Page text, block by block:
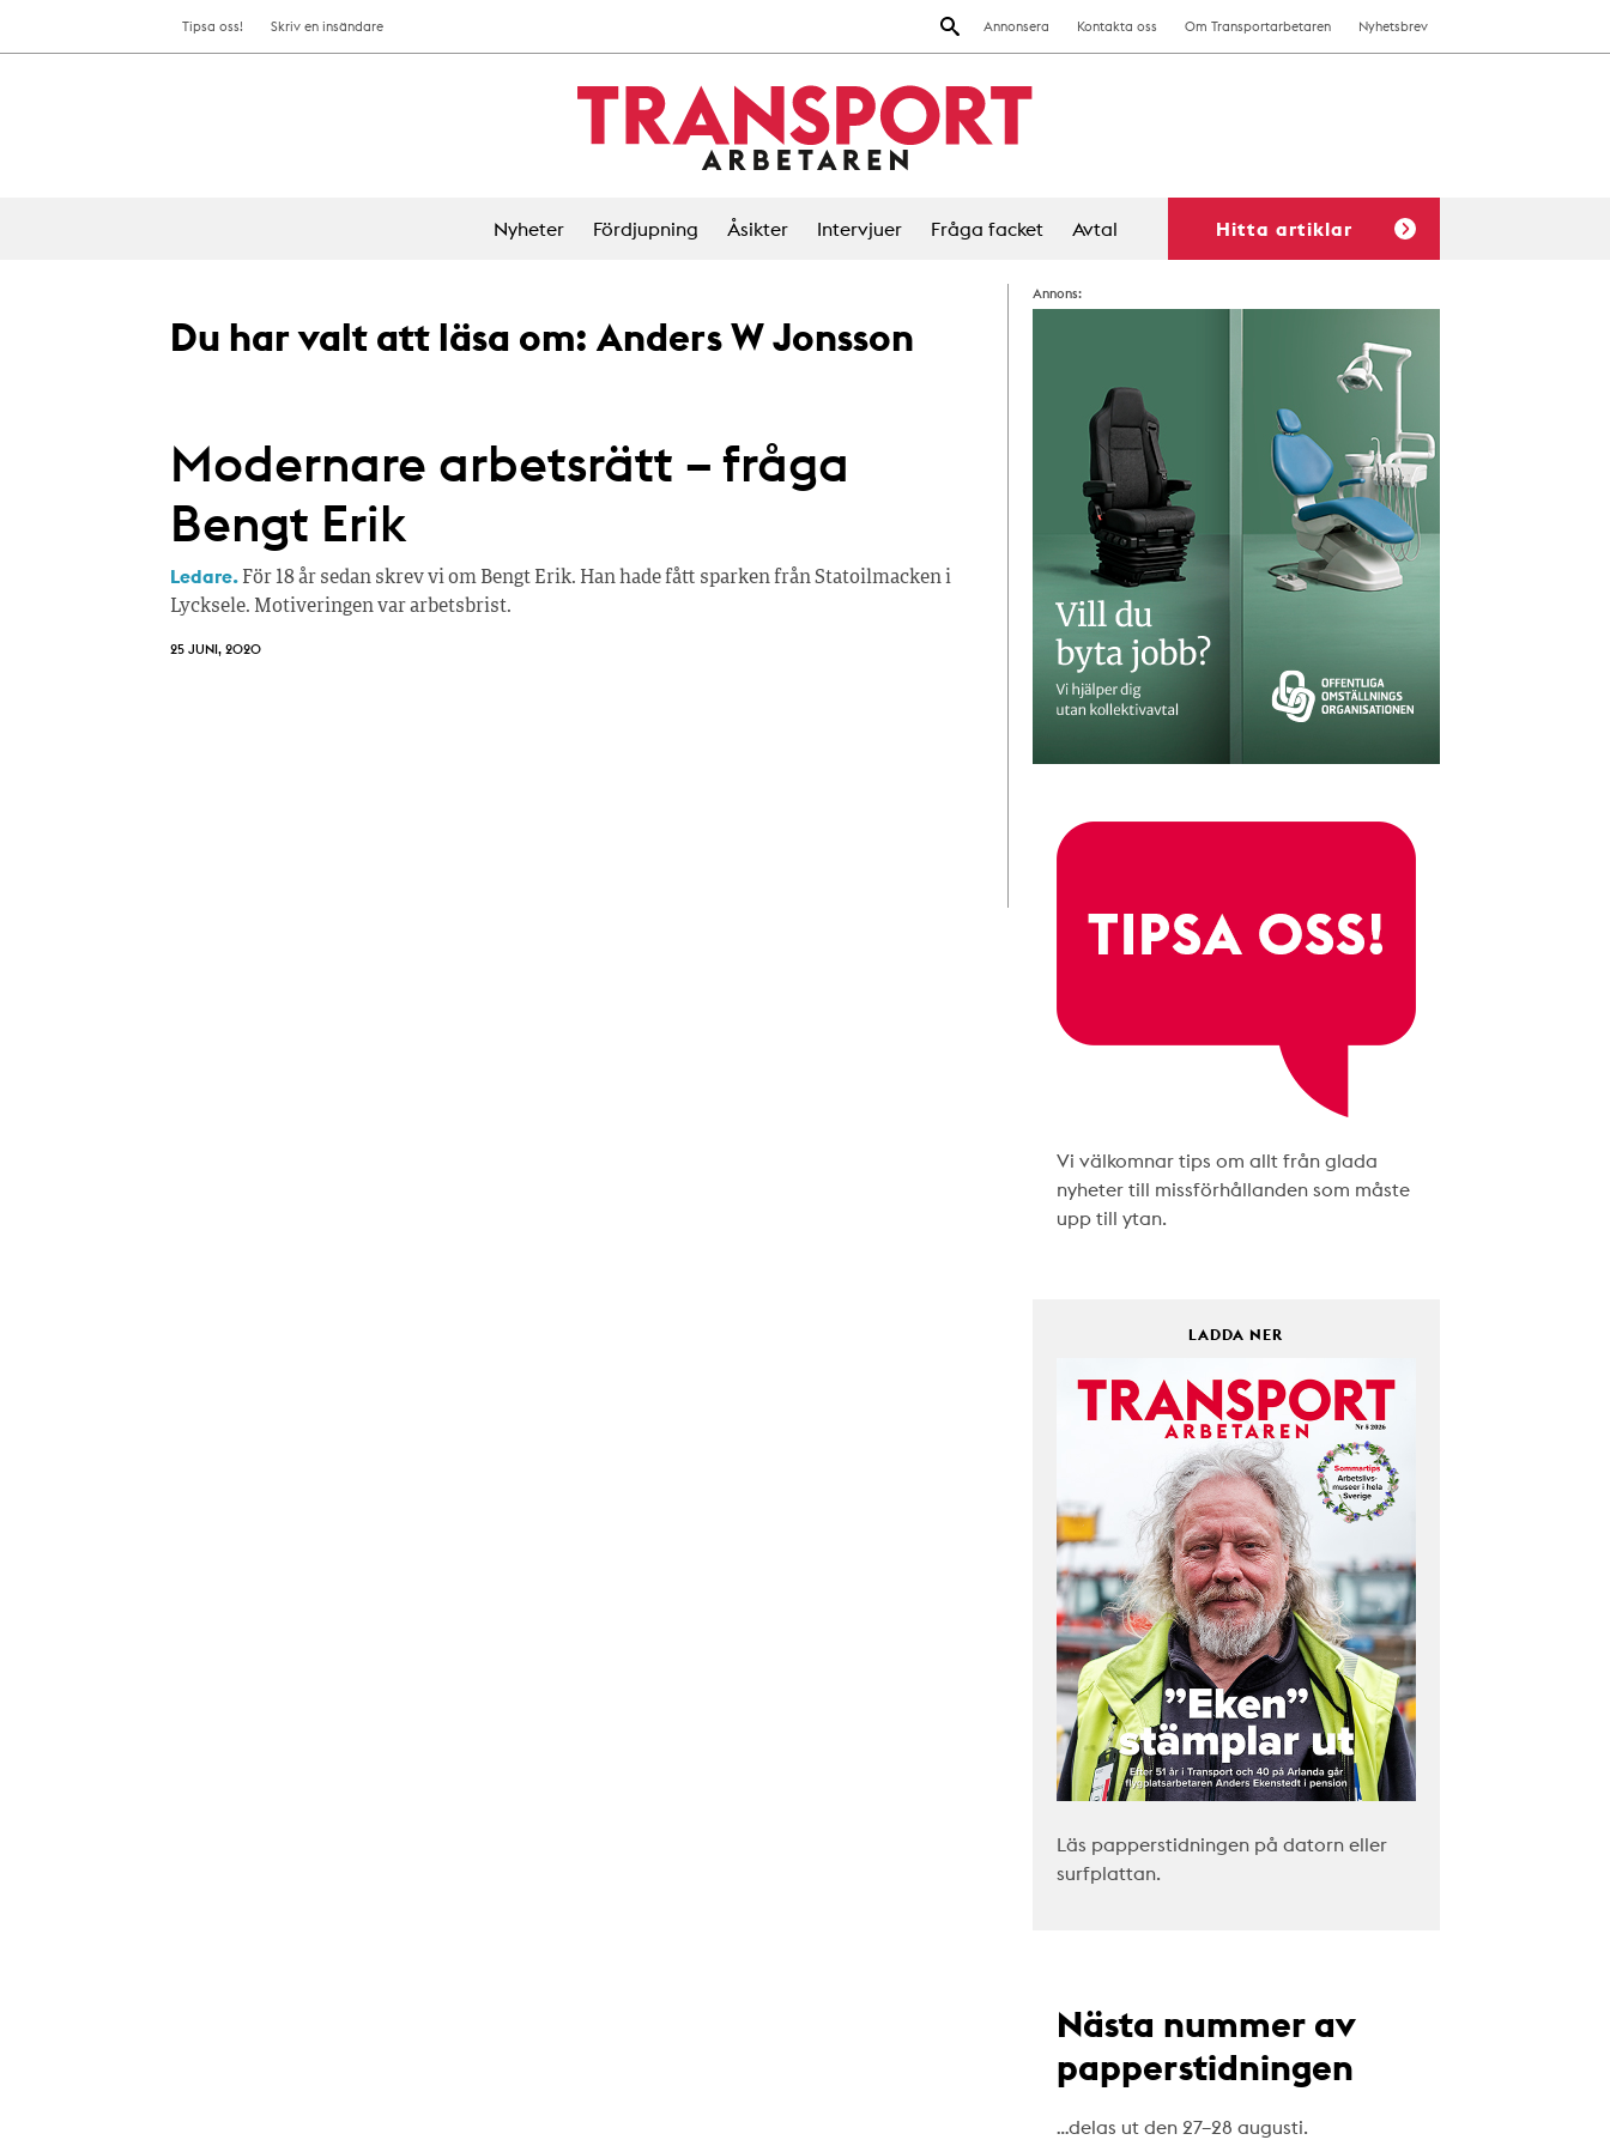
Annonsera Kontakta oss Om Transportarbetaren Nyhetsbrev
Tipsa oss! Skriv en insändare
Nyheter Fördjupning Åsikter Intervjuer Fråga facket Avtal Hitta artiklar
Du har valt att läsa om:Anders W Jonsson
Modernare arbetsrätt – fråga
Bengt Erik
Ledare. För 18 år sedan skrev vi om Bengt Erik. Han hade fått sparken från Statoilmacken i
Lycksele. Motiveringen var arbetsbrist.
25 JUNI, 2020
Annons:
Vi välkomnar tips om allt från glada
nyheter till missförhållanden som måste
upp till ytan.
LADDA NER
Läs papperstidningen på datorn eller
surfplattan.
Nästa nummer av
papperstidningen
…delas ut den 27–28 augusti.